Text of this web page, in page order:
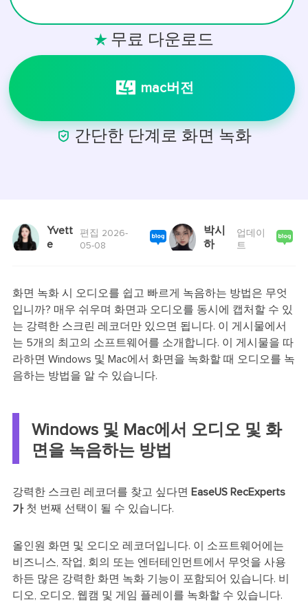
 무료 다운로드
mac버전
 간단한 단계로 화면 녹화
Yvett
e
편집 2026-
05-08
박시
하
업데이
트
화면 녹화 시 오디오를 쉽고 빠르게 녹음하는 방법은 무엇
입니까? 매우 쉬우며 화면과 오디오를 동시에 캡처할 수 있
는 강력한 스크린 레코더만 있으면 됩니다. 이 게시물에서
는 5개의 최고의 소프트웨어를 소개합니다. 이 게시물을 따
라하면 Windows 및 Mac에서 화면을 녹화할 때 오디오를 녹
음하는 방법을 알 수 있습니다.
Windows 및 Mac에서 오디오 및 화
면을 녹음하는 방법
강력한 스크린 레코더를 찾고 싶다면 EaseUS RecExperts
가첫 번째 선택이 될 수 있습니다.
올인원 화면 및 오디오 레코더입니다. 이 소프트웨어에는
비즈니스, 작업, 회의 또는 엔터테인먼트에서 무엇을 사용
하든 많은 강력한 화면 녹화 기능이 포함되어 있습니다. 비
디오, 오디오, 웹캠 및 게임 플레이를 녹화할 수 있습니다.